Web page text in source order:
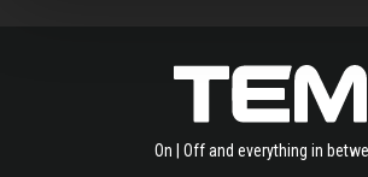
On | Off and everything in